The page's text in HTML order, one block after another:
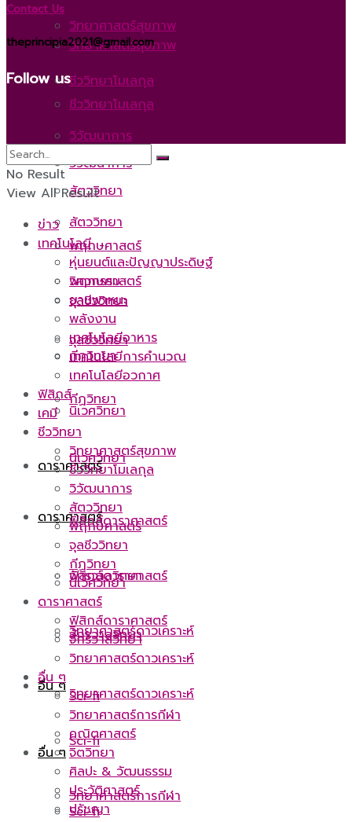
วิทยาศาสตร์สุขภาพ
ชีววิทยาโมเลกุล
วิวัฒนาการ
สัตววิทยา
พฤกษศาสตร์
จุลชีววิทยา
กีฏวิทยา
นิเวศวิทยา
ดาราศาสตร์
ฟิสิกส์ดาราศาสตร์
จักรวาลวิทยา
วิทยาศาสตร์ดาวเคราะห์
อื่น ๆ
Sci-fi
วิทยาศาสตร์สุขภาพ
ชีววิทยาโมเลกุล
วิวัฒนาการ
สัตววิทยา
พฤกษศาสตร์
จุลชีววิทยา
กีฏวิทยา
นิเวศวิทยา
ดาราศาสตร์
ฟิสิกส์ดาราศาสตร์
จักรวาลวิทยา
วิทยาศาสตร์ดาวเคราะห์
อื่น ๆ
Sci-fi
วิทยาศาสตร์การกีฬา
Contact Us
theprincipia2021@gmail.com
Follow us
No Result
View All Result
ข่าว
เทคโนโลยี
หุ่นยนต์และปัญญาประดิษฐ์
วิศวกรรม
ยานพาหนะ
พลังงาน
เทคโนโลยีอาหาร
เทคโนโลยีการคำนวณ
เทคโนโลยีอวกาศ
ฟิสิกส์
เคมี
ชีววิทยา
วิทยาศาสตร์สุขภาพ
ชีววิทยาโมเลกุล
วิวัฒนาการ
สัตววิทยา
พฤกษศาสตร์
จุลชีววิทยา
กีฏวิทยา
นิเวศวิทยา
ดาราศาสตร์
ฟิสิกส์ดาราศาสตร์
จักรวาลวิทยา
วิทยาศาสตร์ดาวเคราะห์
อื่น ๆ
Sci-fi
วิทยาศาสตร์การกีฬา
คณิตศาสตร์
จิตวิทยา
ศิลปะ & วัฒนธรรม
ประวัติศาสตร์
ปรัชญา